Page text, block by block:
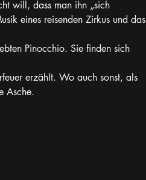
will, dass man ihn „sich
eines reisenden Zirkus und das
Pinocchio. Sie finden sich
erzählt. Wo auch sonst, als
Asche.